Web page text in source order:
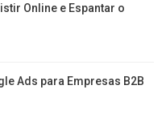
Online e Espantar o
Ads para Empresas B2B